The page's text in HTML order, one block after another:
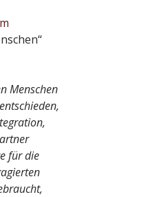
Menschen
für die